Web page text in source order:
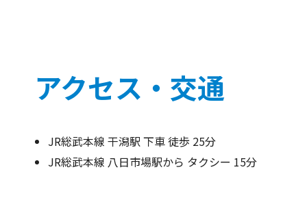
アクセス・交通
JR総武本線 干潟駅 下車 徒歩 25分
JR総武本線 八日市場駅から タクシー 15分